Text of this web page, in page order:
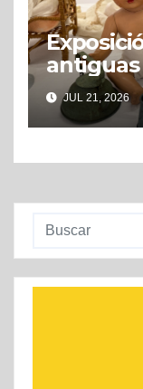
Uruguay
JUL 21, 2026